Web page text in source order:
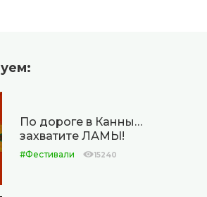
По дороге в Канны…
захватите ЛАМЫ!
#Фестивали 15240